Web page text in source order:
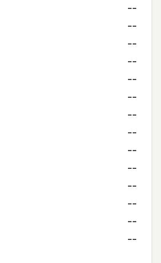
--
--
--
--
--
--
--
--
--
--
--
--
--
--